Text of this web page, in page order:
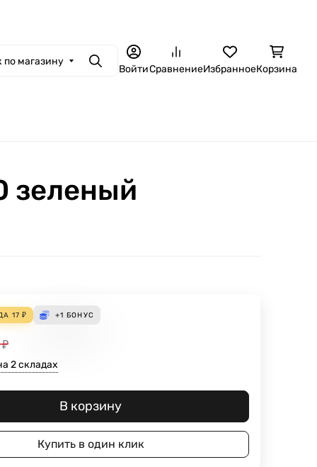
по магазину ПоискВойтиСравнениеИзбранноеКорзина
зеленый
17 ₽ +1 БОНУС
₽
2 складах
В корзину
Купить в один клик